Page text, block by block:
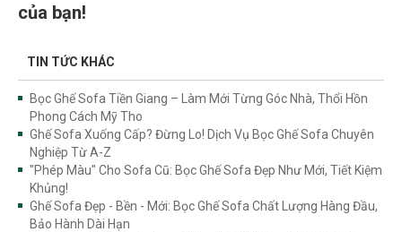
của bạn!
TIN TỨC KHÁC
Bọc Ghế Sofa Tiền Giang – Làm Mới Từng Góc Nhà, Thổi Hồn
Phong Cách Mỹ Tho
Ghế Sofa Xuống Cấp? Đừng Lo! Dịch Vụ Bọc Ghế Sofa Chuyên
Nghiệp Từ A-Z
"Phép Màu" Cho Sofa Cũ: Bọc Ghế Sofa Đẹp Như Mới, Tiết Kiệm
Khủng!
Ghế Sofa Đẹp - Bền - Mới: Bọc Ghế Sofa Chất Lượng Hàng Đầu,
Bảo Hành Dài Hạn